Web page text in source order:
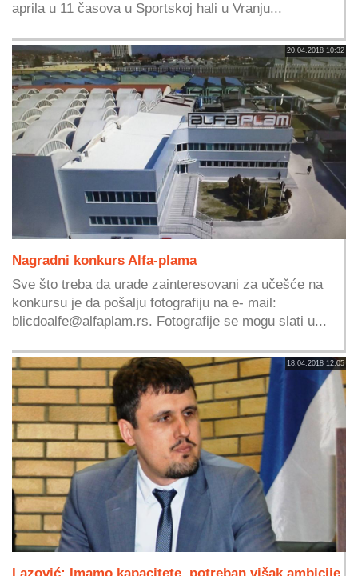
aprila u 11 časova u Sportskoj hali u Vranju...
20.04.2018 10:32
Nagradni konkurs Alfa-plama
Sve što treba da urade zainteresovani za učešće na
konkursu je da pošalju fotografiju na e- mail:
blicdoalfe@alfaplam.rs. Fotografije se mogu slati u...
18.04.2018 12:05
Lazović: Imamo kapacitete, potreban višak ambicije